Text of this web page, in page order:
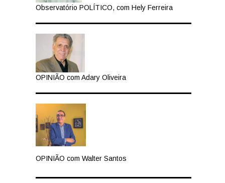
Observatório POLÍTICO, com Hely Ferreira
OPINIÃO com Adary Oliveira
OPINIÃO com Walter Santos